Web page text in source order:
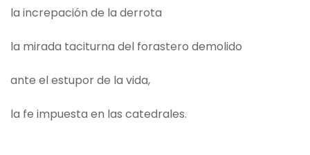
la increpación de la derrota
la mirada taciturna del forastero demolido
ante el estupor de la vida,
la fe impuesta en las catedrales.